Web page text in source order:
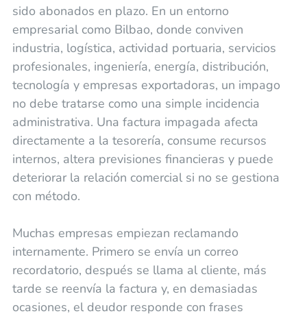
sido abonados en plazo. En un entorno
empresarial como Bilbao, donde conviven
industria, logística, actividad portuaria, servicios
profesionales, ingeniería, energía, distribución,
tecnología y empresas exportadoras, un impago
no debe tratarse como una simple incidencia
administrativa. Una factura impagada afecta
directamente a la tesorería, consume recursos
internos, altera previsiones financieras y puede
deteriorar la relación comercial si no se gestiona
con método.
Muchas empresas empiezan reclamando
internamente. Primero se envía un correo
recordatorio, después se llama al cliente, más
tarde se reenvía la factura y, en demasiadas
ocasiones, el deudor responde con frases